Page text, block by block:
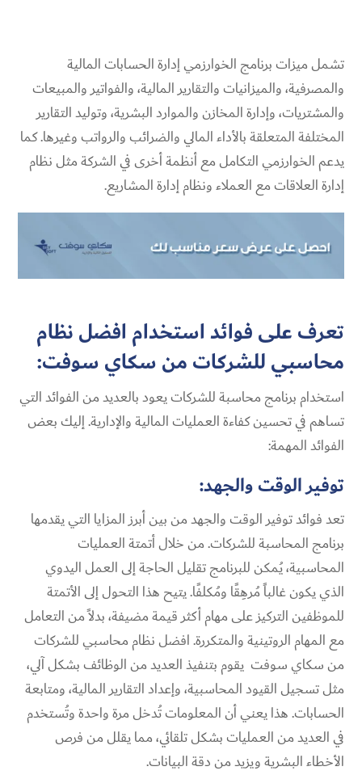
تشمل ميزات برنامج الخوارزمي إدارة الحسابات المالية
والمصرفية، والميزانيات والتقارير المالية، والفواتير والمبيعات
والمشتريات، وإدارة المخازن والموارد البشرية، وتوليد التقارير
المختلفة المتعلقة بالأداء المالي والضرائب والرواتب وغيرها. كما
يدعم الخوارزمي التكامل مع أنظمة أخرى في الشركة مثل نظام
إدارةالعلاقات مع العملاء ونظام إدارة المشاريع.
تعرف على فوائد استخدام افضل نظام
محاسبي للشركات من سكاي سوفت:
استخدام برنامج محاسبة للشركات يعود بالعديد من الفوائد التي
تساهم في تحسين كفاءة العمليات المالية والإدارية. إليك بعض
الفوائد المهمة:
توفير الوقت والجهد:
تعد فوائد توفير الوقت والجهد من بين أبرز المزايا التي يقدمها
برنامج المحاسبة للشركات. من خلال أتمتة العمليات
المحاسبية، يُمكن للبرنامج تقليل الحاجة إلى العمل اليدوي
الذي يكون غالباً مُرهِقًا ومُكلفًا. يتيح هذا التحول إلى الأتمتة
للموظفين التركيز على مهام أكثر قيمة مضيفة، بدلاً من التعامل
مع المهام الروتينية والمتكررة. افضل نظام محاسبي للشركات
من سكاي سوفت يقوم بتنفيذ العديد من الوظائف بشكل آلي،
مثل تسجيل القيود المحاسبية، وإعداد التقارير المالية، ومتابعة
الحسابات. هذا يعني أن المعلومات تُدخل مرة واحدة وتُستخدم
في العديد من العمليات بشكل تلقائي، مما يقلل من فرص
الأخطاء البشرية ويزيد من دقة البيانات.